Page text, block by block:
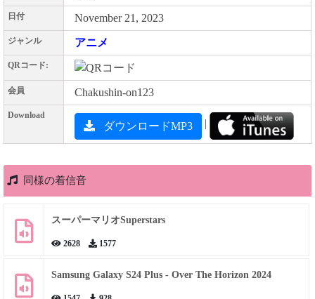
日付 November 21, 2023
ジャンル アニメ
QRコード:
会員 Chakushin-on123
Download
ダウンロードMP3 |
同様の着信音
スーパーマリオSuperstars
2628 1577
Samsung Galaxy S24 Plus - Over The Horizon 2024